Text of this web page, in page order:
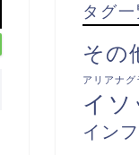
タグ一
その
アリアナグ
イソ
イン